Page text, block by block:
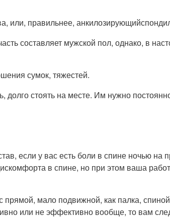
или, правильнее,
составляет мужской пол, однако, в
сумок, тяжестей.
долго стоять на месте. Им нужно
если у вас есть боли в спине ночью на
в спине, но при этом ваша
мало подвижной, как палка,
или не эффективно вообще, то вам